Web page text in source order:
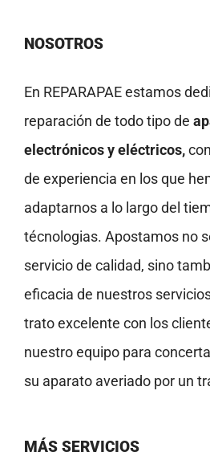
NOSOTROS
En REPARAPAE estamos
reparación de todo tipo de
electrónicos y eléctricos,
de experiencia en los que
adaptarnos a lo largo del
técnologias. Apostamos no
servicio de calidad, sino
eficacia de nuestros
trato excelente con los
nuestro equipo para
su aparato averiado por un
MÁS SERVICIOS